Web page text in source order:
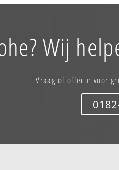
Wij
Vraag of offerte voor